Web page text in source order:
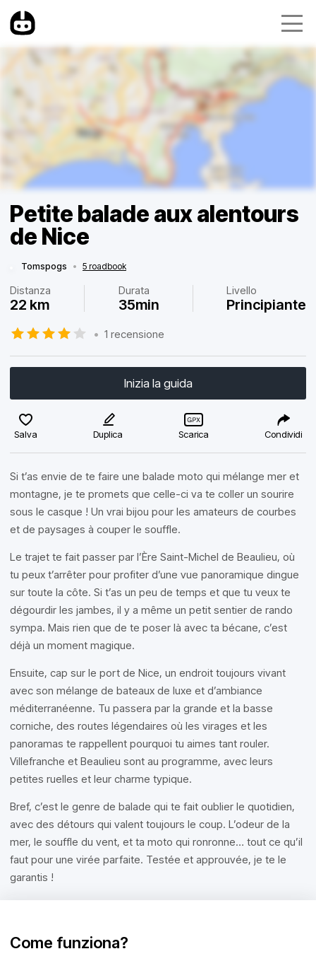
Petite balade aux alentours
de Nice
Tomspogs • 5 roadbook
Distanza
22 km
Durata
35min
Livello
Principiante
• 1 recensione
Inizia la guida
Salva Duplica Scarica Condividi
Si t’as envie de te faire une balade moto qui mélange mer et
montagne, je te promets que celle-ci va te coller un sourire
sous le casque ! Un vrai bijou pour les amateurs de courbes
et de paysages à couper le souffle.
Le trajet te fait passer par l’Ère Saint-Michel de Beaulieu, où
tu peux t’arrêter pour profiter d’une vue panoramique dingue
sur toute la côte. Si t’as un peu de temps et que tu veux te
dégourdir les jambes, il y a même un petit sentier de rando
sympa. Mais rien que de te poser là avec ta bécane, c’est
déjà un moment magique.
Ensuite, cap sur le port de Nice, un endroit toujours vivant
avec son mélange de bateaux de luxe et d’ambiance
méditerranéenne. Tu passera par la grande et la basse
corniche, des routes légendaires où les virages et les
panoramas te rappellent pourquoi tu aimes tant rouler.
Villefranche et Beaulieu sont au programme, avec leurs
petites ruelles et leur charme typique.
Bref, c’est le genre de balade qui te fait oublier le quotidien,
avec des détours qui valent toujours le coup. L’odeur de la
mer, le souffle du vent, et ta moto qui ronronne… tout ce qu’il
faut pour une virée parfaite. Testée et approuvée, je te le
garantis !
Come funziona?